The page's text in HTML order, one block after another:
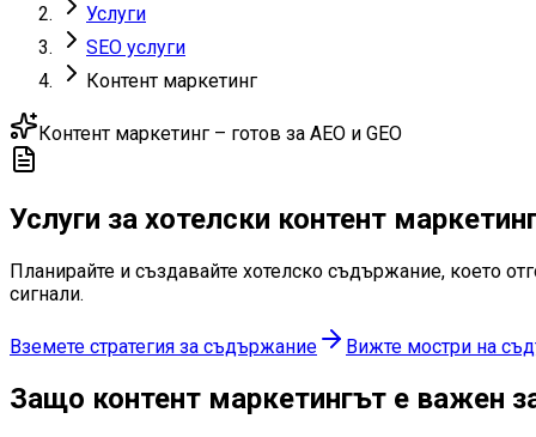
Услуги
SEO услуги
Контент маркетинг
Контент маркетинг – готов за AEO и GEO
Услуги за хотелски контент
Планирайте и създавайте хотелско съдържание, което
сигнали.
Вземете стратегия за съдържание Вижте мостри на
Защо контент маркетингът е важен